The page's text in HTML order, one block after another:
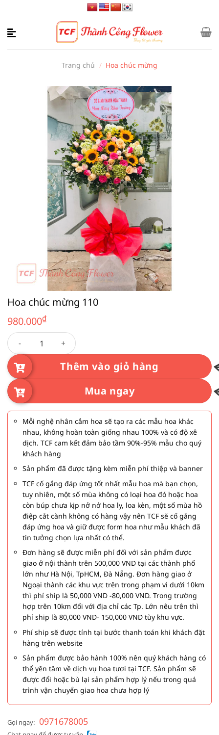
nội
Trang chủ / Hoa chúc mừng
Hoa chúc mừng 110
980.000₫
Hoa chúc mừng 110 số lượng
Thêm vào giỏ hàng
Mua ngay
Mỗi nghệ nhân cắm hoa sẽ tạo ra các mẫu hoa khác
nhau, không hoàn toàn giống nhau 100% và có độ xê
dịch. TCF cam kết đảm bảo tầm 90%-95% mẫu cho quý
khách hàng
Sản phẩm đã được tặng kèm miễn phí thiệp và banner
TCF cố gắng đáp ứng tốt nhất mẫu hoa mà bạn chọn,
tuy nhiên, một số mùa không có loại hoa đó hoặc hoa
còn búp chưa kịp nở nở hoa ly, loa kèn, một số mùa hồ
điệp cắt cành không có hàng vậy nên TCF sẽ cố gắng
đáp ứng hoa và giữ được form hoa như mẫu khách đã
tin tưởng chọn lựa nhất có thể.
Đơn hàng sẽ được miễn phí đối với sản phẩm được
giao ở nội thành trên 500,000 VND tại các thành phố
lớn như Hà Nội, TpHCM, Đà Nẵng. Đơn hàng giao ở
Ngoại thành các khu vực trên trong phạm vi dưới 10km
thì phí ship là 50,000 VND -80,000 VND. Trong trường
hợp trên 10km đối với địa chỉ các Tp. Lớn nêu trên thì
phí ship là 80,000 VND- 150,000 VND tùy khu vực.
Phí ship sẽ được tính tại bước thanh toán khi khách đặt
hàng trên website
Sản phẩm được bảo hành 100% nên quý khách hàng có
thể yên tâm về dịch vụ hoa tươi tại TCF. Sản phẩm sẽ
được đổi hoặc bù lại sản phẩm hợp lý nếu trong quá
trình vận chuyển giao hoa chưa hợp lý
Gọi ngay: 0971678005